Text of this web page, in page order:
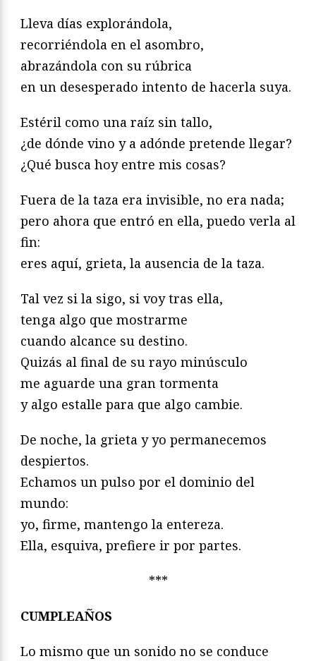
Lleva días explorándola,
recorriéndola en el asombro,
abrazándola con su rúbrica
en un desesperado intento de hacerla suya.
Estéril como una raíz sin tallo,
¿de dónde vino y a adónde pretende llegar?
¿Qué busca hoy entre mis cosas?
Fuera de la taza era invisible, no era nada;
pero ahora que entró en ella, puedo verla al
fin:
eres aquí, grieta, la ausencia de la taza.
Tal vez si la sigo, si voy tras ella,
tenga algo que mostrarme
cuando alcance su destino.
Quizás al final de su rayo minúsculo
me aguarde una gran tormenta
y algo estalle para que algo cambie.
De noche, la grieta y yo permanecemos
despiertos.
Echamos un pulso por el dominio del
mundo:
yo, firme, mantengo la entereza.
Ella, esquiva, prefiere ir por partes.
***
CUMPLEAÑOS
Lo mismo que un sonido no se conduce